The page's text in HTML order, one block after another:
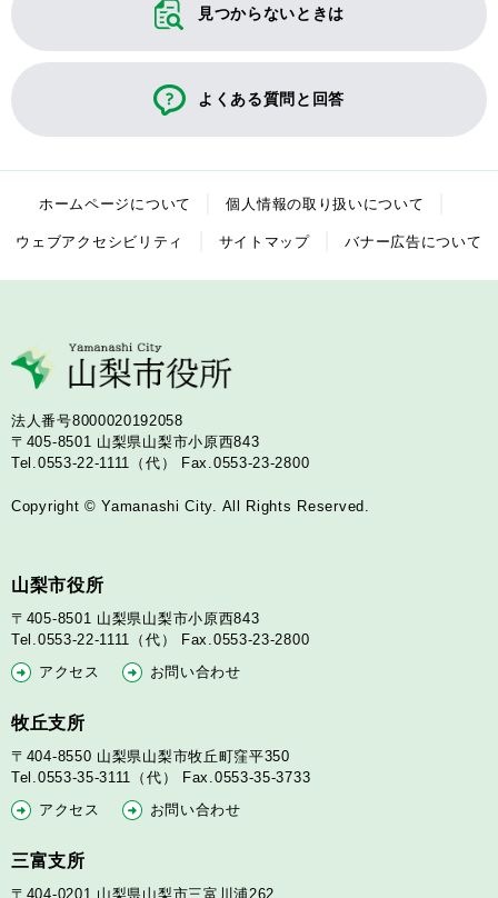
見つからないときは
よくある質問と回答
ホームページについて 個人情報の取り扱いについて
ウェブアクセシビリティ サイトマップ バナー広告について
法人番号8000020192058
〒405-8501 山梨県山梨市小原西843
Tel.0553-22-1111（代）
Fax.0553-23-2800
Copyright © Yamanashi City. All Rights Reserved.
山梨市役所
〒405-8501 山梨県山梨市小原西843
Tel.0553-22-1111（代）
Fax.0553-23-2800
アクセス
お問い合わせ
牧丘支所
〒404-8550 山梨県山梨市牧丘町窪平350
Tel.0553-35-3111（代）
Fax.0553-35-3733
アクセス
お問い合わせ
三富支所
〒404-0201 山梨県山梨市三富川浦262